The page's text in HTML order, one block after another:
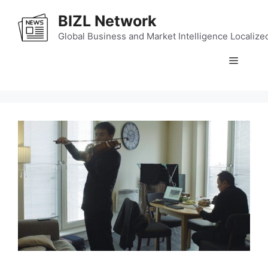
content
BIZL Network
Global Business and Market Intelligence
Menu